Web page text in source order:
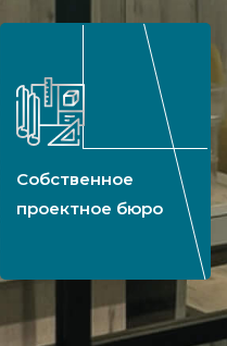
Собственное
проектное бюро